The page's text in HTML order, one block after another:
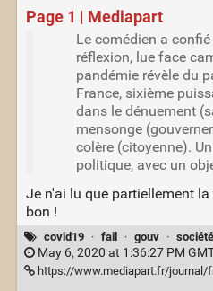
Page 1 | Mediapart
Le comédien a
réflexion, lue face
pandémie révèle du
France, sixième
dans le dénuement
mensonge
colère (citoyenne).
politique, avec un
Je n'ai lu que partiellement
bon !
covid19 · fail · gouv · société
May 6, 2020 at 1:36:27 PM
https://www.mediapart.fr/journal/france/060520/un-